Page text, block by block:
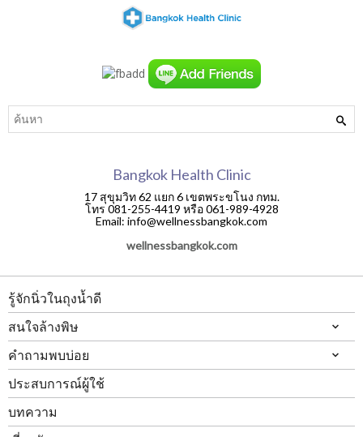
Bangkok Health Clinic
17 สุขุมวิท 62 แยก 6 เขตพระขโนง กทม.
โทร 081-255-4419 หรือ 061-989-4928
Email: info@wellnessbangkok.com
wellnessbangkok.com
รู้จักนิ่วในถุงน้ำดี
สนใจล้างพิษ
คำถามพบบ่อย
ประสบการณ์ผู้ใช้
บทความ